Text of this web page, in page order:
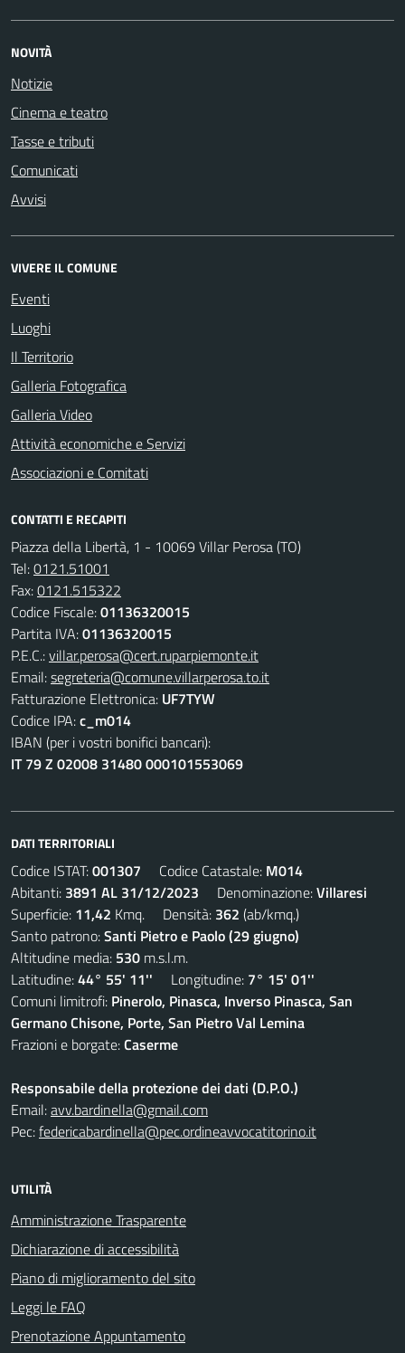
NOVITÀ
Notizie
Cinema e teatro
Tasse e tributi
Comunicati
Avvisi
VIVERE IL COMUNE
Eventi
Luoghi
Il Territorio
Galleria Fotografica
Galleria Video
Attività economiche e Servizi
Associazioni e Comitati
CONTATTI E RECAPITI
Piazza della Libertà, 1 - 10069 Villar Perosa (TO)
Tel:0121.51001
Fax:0121.515322
Codice Fiscale:01136320015
Partita IVA:01136320015
P.E.C.:villar.perosa@cert.ruparpiemonte.it
Email:segreteria@comune.villarperosa.to.it
Fatturazione Elettronica: UF7TYW
Codice IPA:c_m014
IBAN (per i vostri bonifici bancari):
IT 79 Z 02008 31480 000101553069
DATI TERRITORIALI
Codice ISTAT:001307 Codice Catastale: M014
Abitanti: 3891 AL 31/12/2023 Denominazione:Villaresi
Superficie: 11,42 Kmq. Densità: 362 (ab/kmq.)
Santo patrono:Santi Pietro e Paolo (29 giugno)
Altitudine media: 530 m.s.l.m.
Latitudine:44° 55' 11'' Longitudine: 7° 15' 01''
Comuni limitrofi: Pinerolo, Pinasca, Inverso Pinasca, San
Germano Chisone, Porte, San Pietro Val Lemina
Frazioni e borgate:Caserme
Responsabile della protezione dei dati (D.P.O.)
Email:avv.bardinella@gmail.com
Pec:federicabardinella@pec.ordineavvocatitorino.it
UTILITÀ
Amministrazione Trasparente
Dichiarazione di accessibilità
Piano di miglioramento del sito
Leggi le FAQ
Prenotazione Appuntamento